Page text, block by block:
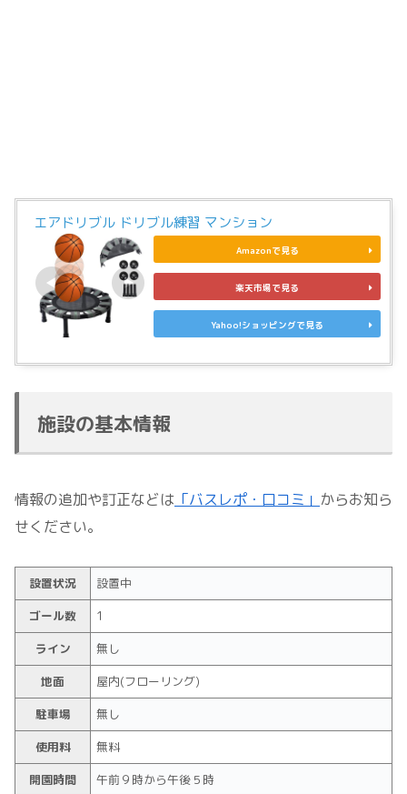
エアドリブル ドリブル練習 マンション
Amazonで見る
楽天市場で見る
Yahoo!ショッピングで見る
施設の基本情報
情報の追加や訂正などは 「バスレポ・口コミ」 からお知ら
せください。
設置状況
設置中
ゴール数
1
ライン
無し
地面
屋内(フローリング)
駐車場
無し
使用料
無料
開園時間
午前９時から午後５時